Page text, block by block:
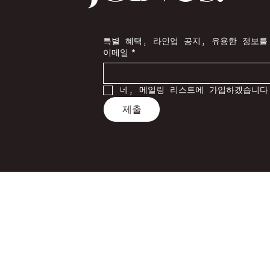
특별 혜택, 라인업 공지, 유용한 정보
이메일 *
네, 메일링 리스트에 가입하겠습니
제출